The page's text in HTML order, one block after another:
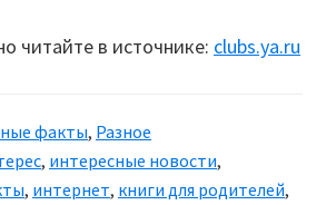
читайте в источнике: clubs.ya.ru
факты, Разное
, интересные новости,
, интернет, книги для родителей,